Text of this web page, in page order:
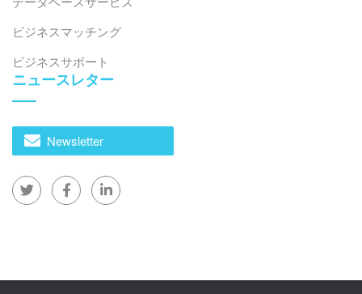
ビジネスマッチング
ビジネスサポート
ニュースレター
Newsletter